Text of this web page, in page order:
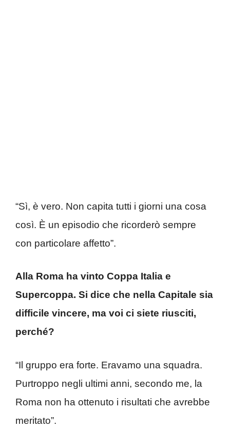
“Sì, è vero. Non capita tutti i giorni una cosa
così. È un episodio che ricorderò sempre
con particolare affetto”.
Alla Roma ha vinto Coppa Italia e
Supercoppa. Si dice che nella Capitale sia
difficile vincere, ma voi ci siete riusciti,
perché?
“Il gruppo era forte. Eravamo una squadra.
Purtroppo negli ultimi anni, secondo me, la
Roma non ha ottenuto i risultati che avrebbe
meritato”.